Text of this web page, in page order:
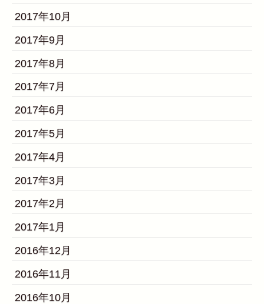
2017年10月
2017年9月
2017年8月
2017年7月
2017年6月
2017年5月
2017年4月
2017年3月
2017年2月
2017年1月
2016年12月
2016年11月
2016年10月